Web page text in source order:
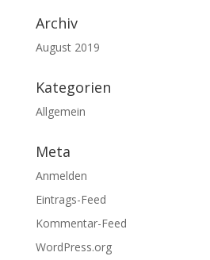
Archiv
August 2019
Kategorien
Allgemein
Meta
Anmelden
Eintrags-Feed
Kommentar-Feed
WordPress.org